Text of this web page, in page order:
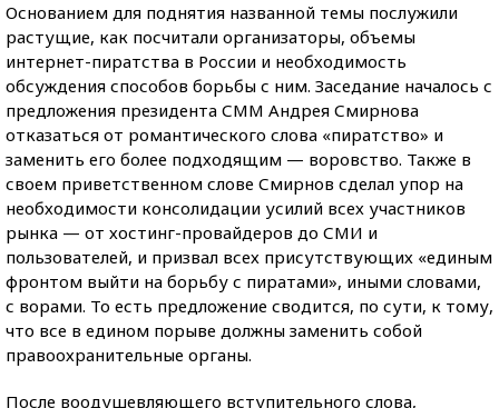
Основанием для поднятия названной темы послужили
растущие, как посчитали организаторы, объемы
интернет-пиратства в России и необходимость
обсуждения способов борьбы с ним. Заседание началось с
предложения президента СММ Андрея Смирнова
отказаться от романтического слова «пиратство» и
заменить его более подходящим — воровство. Также в
своем приветственном слове Смирнов сделал упор на
необходимости консолидации усилий всех участников
рынка — от хостинг-провайдеров до СМИ и
пользователей, и призвал всех присутствующих «единым
фронтом выйти на борьбу с пиратами», иными словами,
с ворами. То есть предложение сводится, по сути, к тому,
что все в едином порыве должны заменить собой
правоохранительные органы.
После воодушевляющего вступительного слова,